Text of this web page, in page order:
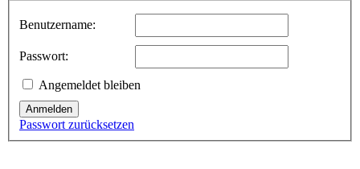
Benutzername:
Passwort:
Angemeldet bleiben
Anmelden
Passwort zurücksetzen